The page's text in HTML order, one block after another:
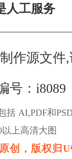
人工服务
作源文件
号：i8089
括 AI,PDF和
以上高清大图
创，版权归